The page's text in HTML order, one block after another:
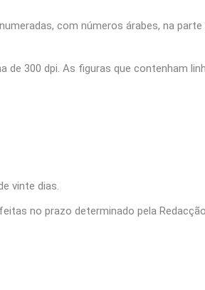
com números árabes, na
300 dpi. As figuras que contenham
vinte dias.
no prazo determinado pela